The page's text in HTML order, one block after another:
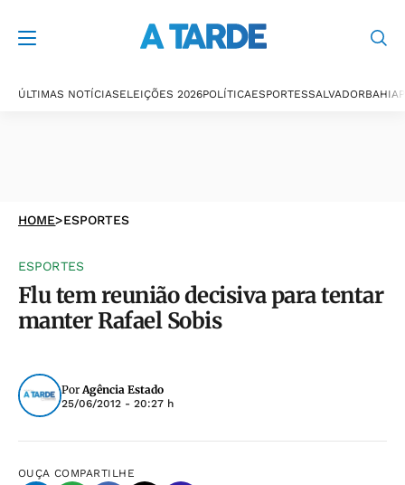
ÚLTIMAS NOTÍCIASELEIÇÕES 2026POLÍTICAESPORTESSALVADORBAHIA
HOME>ESPORTES
ESPORTES
Flu tem reunião decisiva para tentar
manter Rafael Sobis
PorAgência Estado
25/06/2012 - 20:27 h
OUÇA COMPARTILHE